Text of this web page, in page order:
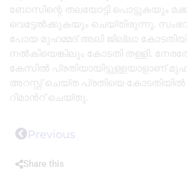
ബോസിന്റെ തലയോട്ടി പൊട്ടുകയും
വെട്ടേൽക്കുകയും ചെയ്തിരുന്നു.
പോയ മുഹമ്മദ്‌ അലി ജില്ലാ
നൽകിയെങ്കിലും കോടതി തള്ളി.
കേസിൽ പ്രതിയായിട്ടുള്ളയാളാണ്
അറസ്റ്റ് ചെയ്ത പ്രതിയെ കോടതിയിൽ
റിമാൻറ് ചെയ്തു.
Previous
Share this